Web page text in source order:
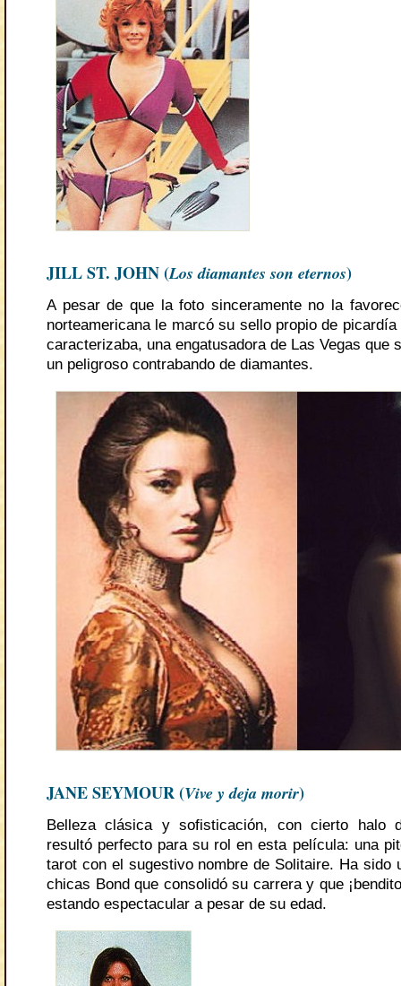
JILL ST. JOHN (Los diamantes son eternos)
A pesar de que la foto sinceramente no la
norteamericana le marcó su sello propio de
caracterizaba, una engatusadora de Las Vegas que
un peligroso contrabando de diamantes.
JANE SEYMOUR (Vive y deja morir)
Belleza clásica y sofisticación, con cierto halo
resultó perfecto para su rol en esta película: una
tarot con el sugestivo nombre de Solitaire. Ha sido
chicas Bond que consolidó su carrera y que
estando espectacular a pesar de su edad.